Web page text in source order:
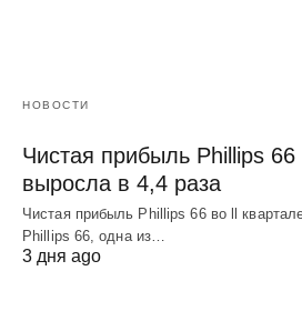
НОВОСТИ
Чистая прибыль Phillips 66
выросла в 4,4 раза
Чистая прибыль Phillips 66 во ll
Phillips 66, одна из…
3 дня ago